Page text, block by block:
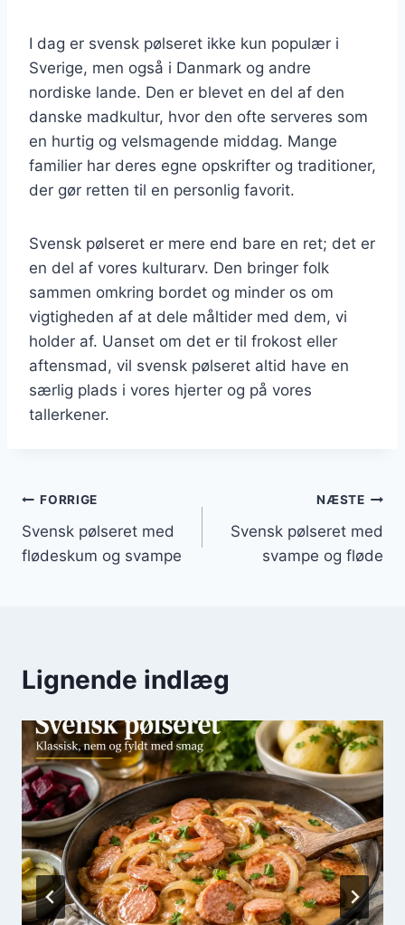
I dag er svensk pølseret ikke kun populær i
Sverige, men også i Danmark og andre
nordiske lande. Den er blevet en del af den
danske madkultur, hvor den ofte serveres som
en hurtig og velsmagende middag. Mange
familier har deres egne opskrifter og traditioner,
der gør retten til en personlig favorit.
Svensk pølseret er mere end bare en ret; det er
en del af vores kulturarv. Den bringer folk
sammen omkring bordet og minder os om
vigtigheden af at dele måltider med dem, vi
holder af. Uanset om det er til frokost eller
aftensmad, vil svensk pølseret altid have en
særlig plads i vores hjerter og på vores
tallerkener.
Indlægsnavigation
FORRIGE
Svensk pølseret med
flødeskum og svampe
NÆSTE
Svensk pølseret med
svampe og fløde
Lignende indlæg